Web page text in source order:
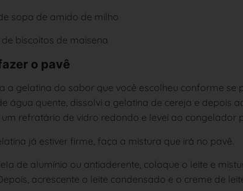
sopa de amido de milho
biscoitos de maisena
o pavê
a gelatina do sabor que você escolheu conforme se
água quente, dissolvi a gelatina de cereja e depois
um refratário de vidro redondo e levei ao congelador
já estiver firme, faça a mistura que irá no pavê.
de alumínio ou antiaderente, coloque o leite e
acrescente o leite condensado e o creme de